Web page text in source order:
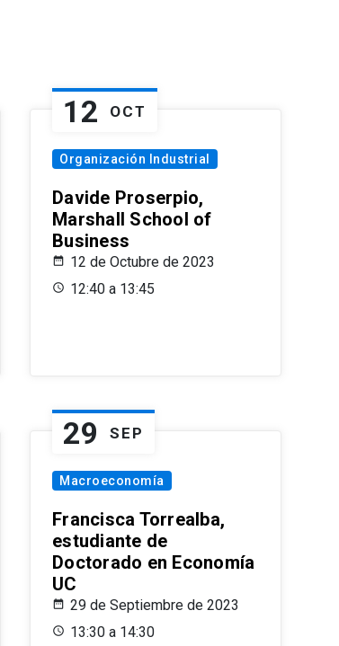
12 OCT
Organización Industrial
Davide Proserpio,
Marshall School of
Business
12 de Octubre de 2023
12:40 a 13:45
29 SEP
Macroeconomía
Francisca Torrealba,
estudiante de
Doctorado en Economía
UC
29 de Septiembre de 2023
13:30 a 14:30